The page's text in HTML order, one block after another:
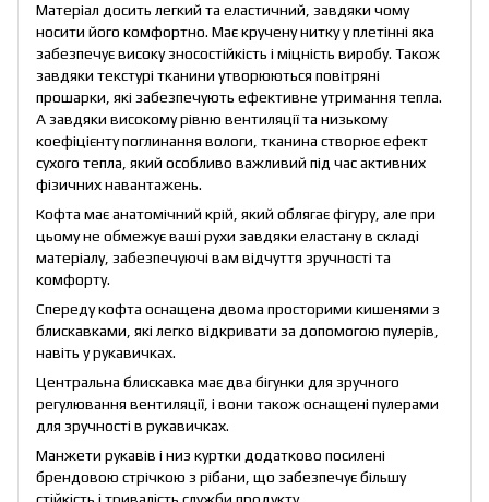
Матеріал досить легкий та еластичний, завдяки чому
носити його комфортно. Має кручену нитку у плетінні яка
забезпечує високу зносостійкість і міцність виробу. Також
завдяки текстурі тканини утворюються повітряні
прошарки, які забезпечують ефективне утримання тепла.
А завдяки високому рівню вентиляції та низькому
коефіцієнту поглинання вологи, тканина створює ефект
сухого тепла, який особливо важливий під час активних
фізичних навантажень.
Кофта має анатомічний крій, який облягає фігуру, але при
цьому не обмежує ваші рухи завдяки еластану в складі
матеріалу, забезпечуючі вам відчуття зручності та
комфорту.
Спереду кофта оснащена двома просторими кишенями з
блискавками, які легко відкривати за допомогою пулерів,
навіть у рукавичках.
Центральна блискавка має два бігунки для зручного
регулювання вентиляції, і вони також оснащені пулерами
для зручності в рукавичках.
Манжети рукавів і низ куртки додатково посилені
брендовою стрічкою з рібани, що забезпечує більшу